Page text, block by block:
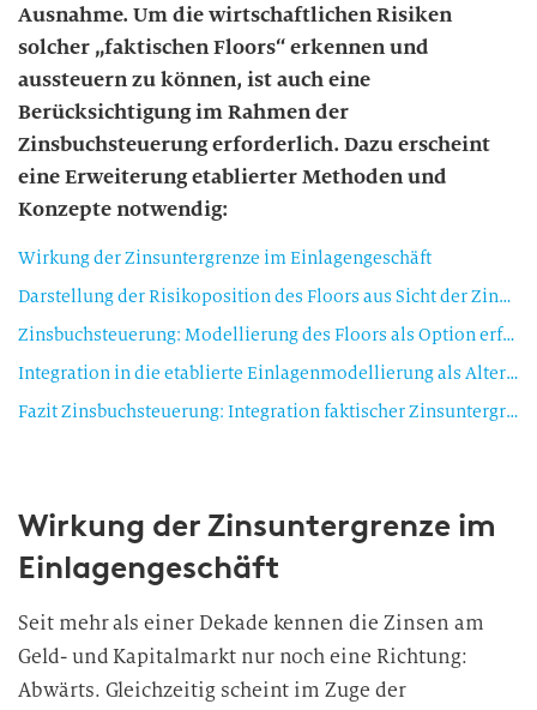
Ausnahme. Um die wirtschaftlichen Risiken
solcher „faktischen Floors“ erkennen und
aussteuern zu können, ist auch eine
Berücksichtigung im Rahmen der
Zinsbuchsteuerung erforderlich. Dazu erscheint
eine Erweiterung etablierter Methoden und
Konzepte notwendig:
Wirkung der Zinsuntergrenze im Einlagengeschäft
Darstellung der Risikoposition des Floors aus Sicht der Zinsbuchsteuerung
Zinsbuchsteuerung: Modellierung des Floors als Option erfordert Modellerweiterungen
Integration in die etablierte Einlagenmodellierung als Alternative
Fazit Zinsbuchsteuerung: Integration faktischer Zinsuntergrenzen bei Kundeneinlagen
Wirkung der Zinsuntergrenze im
Einlagengeschäft
Seit mehr als einer Dekade kennen die Zinsen am
Geld- und Kapitalmarkt nur noch eine Richtung:
Abwärts. Gleichzeitig scheint im Zuge der